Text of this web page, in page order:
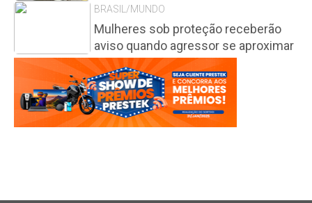
BRASIL/MUNDO
Mulheres sob proteção receberão
aviso quando agressor se aproximar